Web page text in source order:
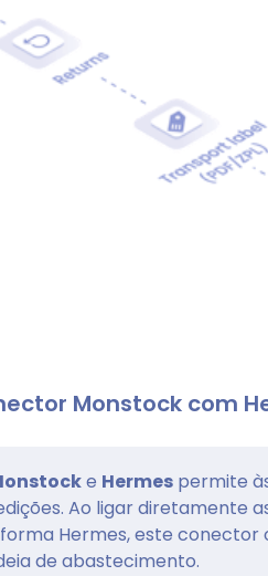
Monstock com
e Hermes permite
Ao ligar
Hermes, este conector
de abastecimento.